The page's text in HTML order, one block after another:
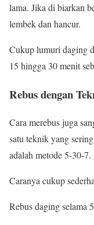
lama. Jika di biarkan
lembek dan hancur.
Cukup lumuri daging
15 hingga 30 menit
Rebus dengan
Cara merebus juga
satu teknik yang
adalah metode 5-30-7.
Caranya cukup
Rebus daging selama